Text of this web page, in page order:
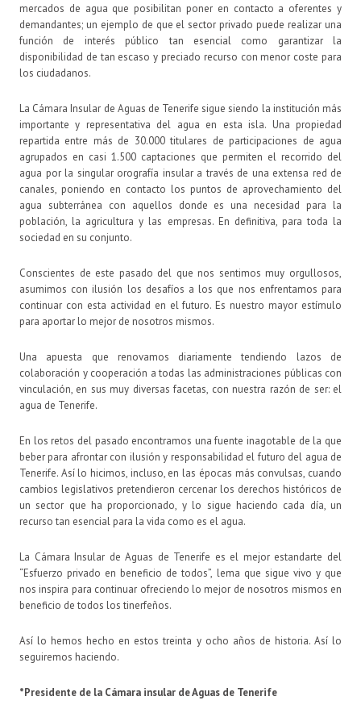
mercados de agua que posibilitan poner en contacto a oferentes y
demandantes; un ejemplo de que el sector privado puede realizar una
función de interés público tan esencial como garantizar la
disponibilidad de tan escaso y preciado recurso con menor coste para
los ciudadanos.
La Cámara Insular de Aguas de Tenerife sigue siendo la institución más
importante y representativa del agua en esta isla. Una propiedad
repartida entre más de 30.000 titulares de participaciones de agua
agrupados en casi 1.500 captaciones que permiten el recorrido del
agua por la singular orografía insular a través de una extensa red de
canales, poniendo en contacto los puntos de aprovechamiento del
agua subterránea con aquellos donde es una necesidad para la
población, la agricultura y las empresas. En definitiva, para toda la
sociedad en su conjunto.
Conscientes de este pasado del que nos sentimos muy orgullosos,
asumimos con ilusión los desafíos a los que nos enfrentamos para
continuar con esta actividad en el futuro. Es nuestro mayor estímulo
para aportar lo mejor de nosotros mismos.
Una apuesta que renovamos diariamente tendiendo lazos de
colaboración y cooperación a todas las administraciones públicas con
vinculación, en sus muy diversas facetas, con nuestra razón de ser: el
agua de Tenerife.
En los retos del pasado encontramos una fuente inagotable de la que
beber para afrontar con ilusión y responsabilidad el futuro del agua de
Tenerife. Así lo hicimos, incluso, en las épocas más convulsas, cuando
cambios legislativos pretendieron cercenar los derechos históricos de
un sector que ha proporcionado, y lo sigue haciendo cada día, un
recurso tan esencial para la vida como es el agua.
La Cámara Insular de Aguas de Tenerife es el mejor estandarte del
“Esfuerzo privado en beneficio de todos”, lema que sigue vivo y que
nos inspira para continuar ofreciendo lo mejor de nosotros mismos en
beneficio de todos los tinerfeños.
Así lo hemos hecho en estos treinta y ocho años de historia. Así lo
seguiremos haciendo.
*Presidente de la Cámara insular de Aguas de Tenerife